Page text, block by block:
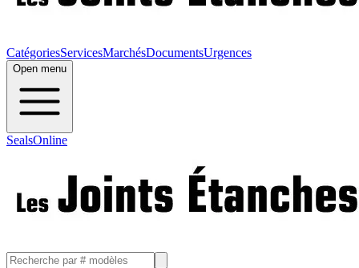
CatégoriesServicesMarchésDocumentsUrgences
Open menu
SealsOnline